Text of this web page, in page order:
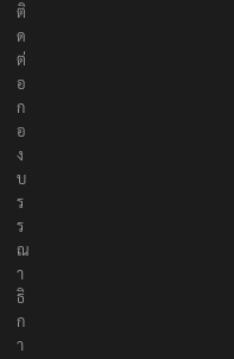
ติ
ด
ต่
อ
ก
อ
ง
บ
ร
ร
ณ
า
ธิ
ก
า